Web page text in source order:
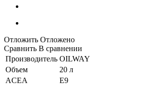
Отложить Отложено
Сравнить В сравнении
Производитель OILWAY
Объем
20 л
ACEA
E9